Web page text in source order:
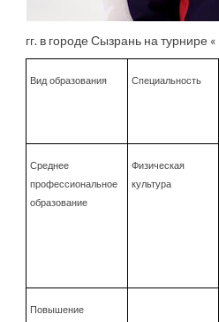
гг. в городе Сызрань на турнире
Вид образования Специальность
Среднее
профессиональное
образование
Физическая
культура
Повышение